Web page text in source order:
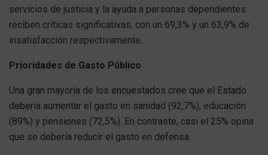
servicios de justicia y la ayuda a personas dependientes
reciben críticas significativas, con un 69,3% y un 63,9% de
insatisfacción respectivamente.
Prioridades de Gasto Público
Una gran mayoría de los encuestados cree que el Estado
debería aumentar el gasto en sanidad (92,7%), educación
(89%) y pensiones (72,5%). En contraste, casi el 25% opina
que se debería reducir el gasto en defensa.